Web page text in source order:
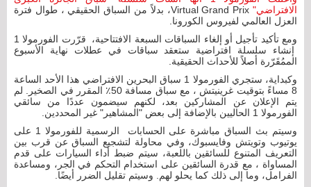
الافتراضي"
Virtual Grand Prix، بدلاً من السباق الحقيقي ، طوال فترة
العزل العالمي لفيروس الكورونا.
ومع تأكيد تأجيل أو إلغاء السباقات السبعة الافتتاحية، قرّرت الفورمولا 1
إنشاء سلسلة افتراضية ستعقد سباقات في عطلات نهاية الأسبوع
الممُقَرّرة أصلاً للأحداث الحقيقية.
وكبداية، ستجري الفورمولا 1 سباق البحرين الافتراضي هذا الأحد الساعة
8 مساءً بتوقيت غرينيتش ، مع سباق مسافة 50٪ المقرر في الصخير. لم
يتم الإعلان عن المشاركين بعد، لكنهم سيضمون عددًا من سائقي
الفورمولا 1 الحاليين بالإضافة إلى بعض "المشاهير" غير المحددين.
وسيتم بث السباق مباشرة على الحسابات الرسمية للفورمولا 1 على
يوتيوب وتويتش وفايسبوك، وفي محاولة لتشجيع السباق عن قرب بين
التعريف المتنوع للسائقين باللعبة، سيتم ضبط أداء السيارات على قدم
المساواة ، مع قدرة السائقين على استخدام التحكم في الجر، ومساعدة
الفرامل، وما إلى ذلك كما يحلو لهم. وسيتم تقليل الضرر أيضًا.